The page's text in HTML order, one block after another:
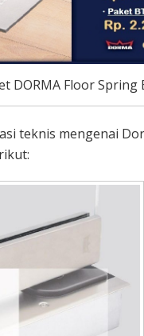
DORMA Floor Spring
teknis mengenai